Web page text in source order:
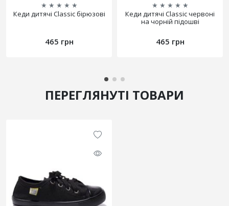
★ ★ ★ ★ ★
Кеди дитячі Classic бірюзові
465 грн
★ ★ ★ ★ ★
Кеди дитячі Classic червоні
на чорній підошві
465 грн
ПЕРЕГЛЯНУТІ ТОВАРИ